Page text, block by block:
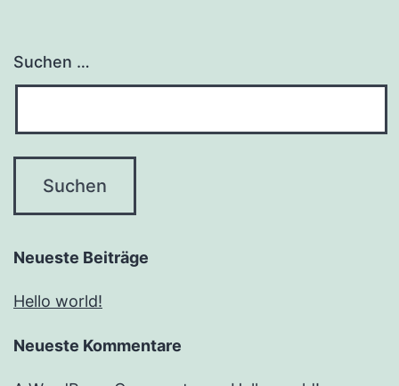
Suchen …
Neueste Beiträge
Hello world!
Neueste Kommentare